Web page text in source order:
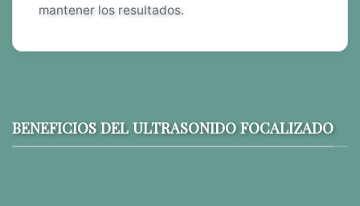
mantener los resultados.
BENEFICIOS DEL ULTRASONIDO FOCALIZADO